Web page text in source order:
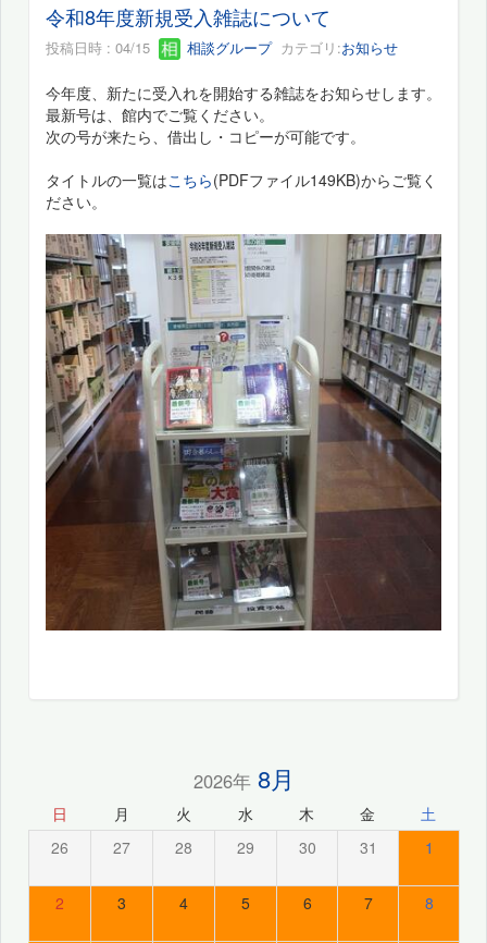
令和8年度新規受入雑誌について
投稿日時 : 04/15 相談グループカテゴリ:お知らせ
今年度、新たに受入れを開始する雑誌をお知らせします。
最新号は、館内でご覧ください。
次の号が来たら、借出し・コピーが可能です。
タイトルの一覧はこちら(PDFファイル149KB)からご覧く
ださい。
2026年8月
日 月 火 水 木 金 土
26 27 28 29 30 31 1
2 3 4 5 6 7 8